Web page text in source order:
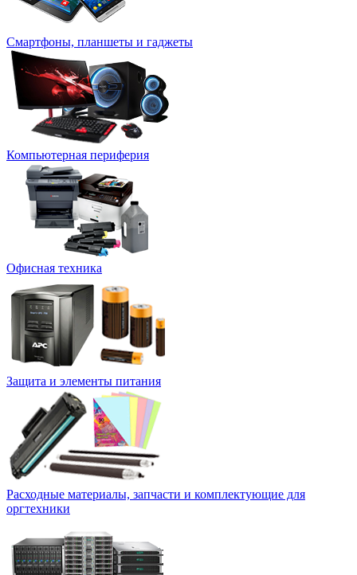
Смартфоны, планшеты и гаджеты
Компьютерная периферия
Офисная техника
Защита и элементы питания
Расходные материалы, запчасти и комплектующие для
оргтехники